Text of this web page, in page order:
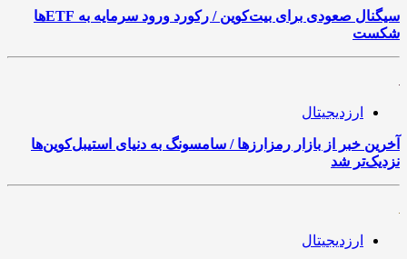
سیگنال صعودی برای بیت‌کوین / رکورد ورود سرمایه به ETFها
شکست
ارزدیجیتال
آخرین خبر از بازار رمزارزها / سامسونگ به دنیای استیبل‌کوین‌ها
نزدیک‌تر شد
ارزدیجیتال